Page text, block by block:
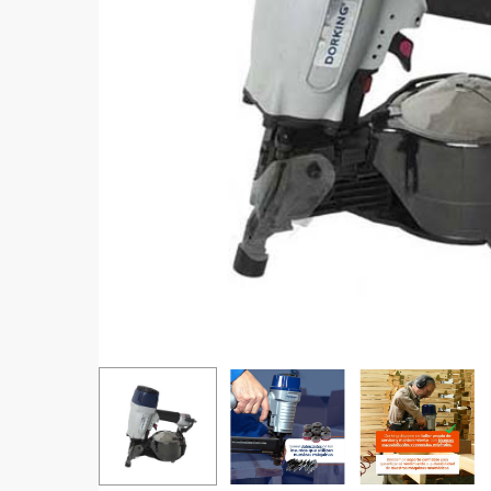
Aprieta ENTER para buscar o ESC para cerrar